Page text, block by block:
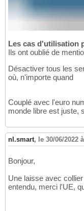
Les cas d'utilisation
Ils ont oublié de
Désactiver tous les
où, n'importe quand
Couplé avec l'euro
monde libre est juste,
nl.smart, le 30/06/2022
Bonjour,
Une laisse avec
entendu, merci l'UE,